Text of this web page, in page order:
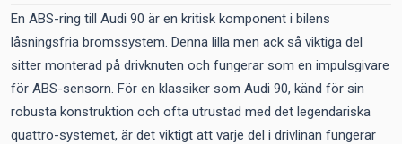
En ABS-ring till Audi 90 är en kritisk komponent i bilens
låsningsfria bromssystem. Denna lilla men ack så viktiga del
sitter monterad på drivknuten och fungerar som en impulsgivare
för ABS-sensorn. För en klassiker som Audi 90, känd för sin
robusta konstruktion och ofta utrustad med det legendariska
quattro-systemet, är det viktigt att varje del i drivlinan fungerar